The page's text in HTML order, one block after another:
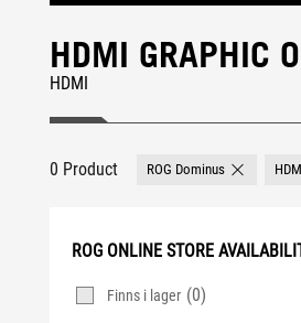
HDMI GRAPHIC
HDMI
0 Product ROG Dominus Remove
ROG ONLINE STORE
Finns i lager (0)